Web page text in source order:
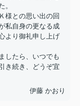
。
様との思い出の回
私自身の更なる成
より御礼申し上げ
したら、いつでも
き続き、どうぞ宜
伊藤 かおり